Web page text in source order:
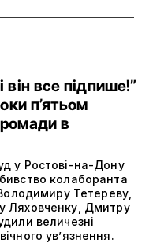
все підпише!”
п’ятьом
в
у Ростові-на-Дону
колаборанта
Тетереву,
Ляховченку, Дмитру
величезні
ув’язнення.